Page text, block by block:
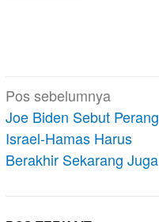
Navigasi
pos
Pos sebelumnya
Joe Biden Sebut Perang
Israel-Hamas Harus
Berakhir Sekarang Juga